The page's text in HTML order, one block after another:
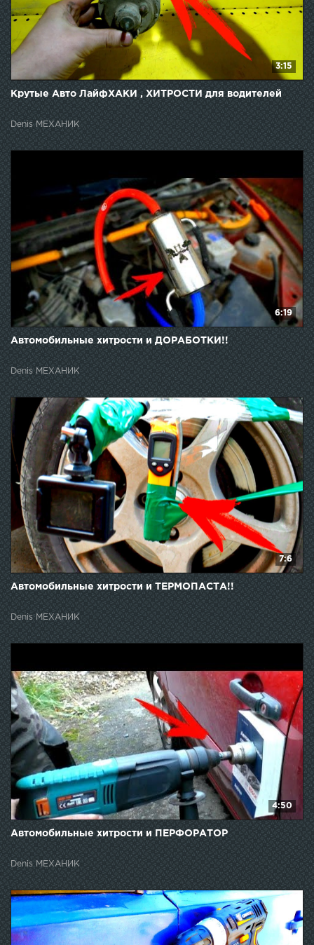
3:15
Крутые Авто ЛайфХАКИ , ХИТРОСТИ для водителей
Denis МЕХАНИК
6:19
Автомобильные хитрости и ДОРАБОТКИ!!
Denis МЕХАНИК
7:6
Автомобильные хитрости и ТЕРМОПАСТА!!
Denis МЕХАНИК
4:50
Автомобильные хитрости и ПЕРФОРАТОР
Denis МЕХАНИК